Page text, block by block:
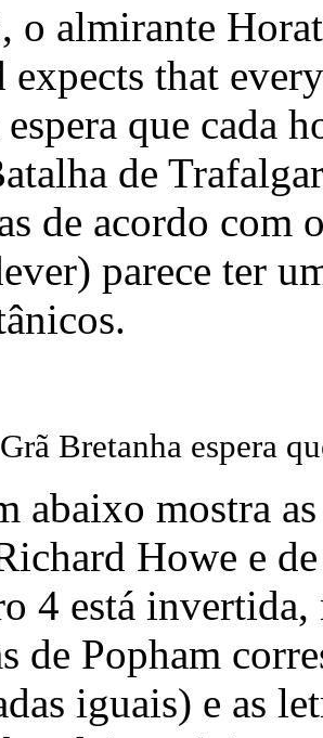
o almirante
expects that
que cada
de
de acordo com
parece ter
Bretanha espera
abaixo mostra
Howe e
4 está invertida,
de Popham
iguais) e as